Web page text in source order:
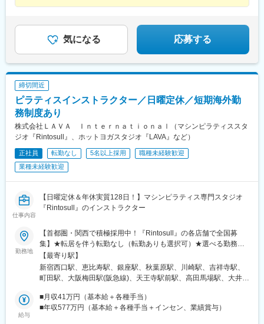
北戸田駅、戸田公園駅、新三郷駅、朝霞駅、武蔵藤沢駅、鶴瀬
鹿児島中央駅前駅、羽後本荘駅、亀田駅、伊勢原駅、新綱島駅、
横浜駅、たまプラーザ駅、ゆめが丘駅、京急鶴見駅、鴨居駅、海
駅、自動車学校前駅、野町駅、野々市駅(ＩＲいしかわ鉄道線)、宇
野気駅、森本駅、良川駅、小松駅、千葉ニュータウン中央駅、南
酒々井駅、新津田沼駅、成田駅、京成千葉駅、稲毛海岸駅、幕張
豊砂駅、南船橋駅、船橋駅、柏の葉キャンパス駅、逆井駅、南柏
駅、新浦安駅、地区センター駅、ちはら台駅、木更津駅、宇野辺
駅、りんくうタウン駅、なんば駅(南海線)、長原駅(大阪府)、高槻
駅、大阪梅田駅(阪急線)、大阪駅、近鉄八尾駅、和泉中央駅、滝尾
駅、大分駅、長崎駅(長崎県)、大塔駅、大村駅(長崎県)、出雲市
大森海岸駅、銀座一丁目駅、市場前駅、玉川上水駅、武蔵小山
駅、赤羽駅、自由が丘駅、学芸大学駅、立飛駅、大泉学園駅、南
メトロ)、秋葉原駅、大手町駅(東京都)、秋津駅、高幡不動駅、豊
田駅、吉祥寺駅、後楽園駅、池袋駅、錦糸町駅、立川北駅、北千
住駅、佐野市駅、氏家駅、宇都宮大学陽東キャンパス駅、江曽島
駅、石動駅、西鉄久留米駅、大保駅、天拝山駅、東中間駅、唐人
町駅、西鉄福岡駅、竹下駅、福間駅、折尾駅、スペースワールド
駅、大牟田駅、大橋駅(福岡県)、博多駅、戸畑駅、小倉駅(福岡
県)、郡山駅(福島県)、伊達駅、別府駅(兵庫県)、西神中央駅、神戸
三宮駅(阪神)、甲子園駅、仁川駅、学園都市駅、ハーバーランド
駅、道場南口駅、飾磨駅、浦添前田駅、てだこ浦西駅、小禄駅、
気になる 応募する
締切間近
ピラティスインストラクター／日曜定休／短期海外勤
務制度あり
株式会社ＬＡＶＡ Ｉｎｔｅｒｎａｔｉｏｎａｌ（マシンピラティススタ
ジオ『Rintosull』、ホットヨガスタジオ『LAVA』など）
正社員 転勤なし 5名以上採用
職種未経験歓迎
業種未経験歓迎
仕事内容
【日曜定休＆年休実質128日！】マシンピラティス専門スタジオ
『Rintosull』のインストラクター
勤務地
【首都圏・関西で積極採用中！『Rintosull』の各店舗で全国募
集】★転居を伴う転勤なし（転勤ありも選択可）★選べる勤務地
（希望と通勤範囲を考慮して決定）★店舗のほとんどが駅から徒
歩圏内！＼新店続々！今期は60店舗以上オープン予定／■関東東
京／神奈川／千葉／埼玉／茨城／群馬■関西大阪／京都／兵庫／滋
国210店舗以上！【北海道・東北】北海道／岩手／宮城／山形
【中部】 新潟／石川／岐阜／長野／山梨／静岡／三重／愛知【中
【最寄り駅】
新宿西口駅、恵比寿駅、銀座駅、秋葉原駅、川崎駅、吉祥寺駅、
町田駅、大阪梅田駅(阪急線)、天王寺駅前駅、高田馬場駅、大井町
駅、赤羽駅、八王子駅、府中駅(東京都)、調布駅、国立駅、上大岡
駅、青葉台駅、戸塚駅、東戸塚駅、たまプラーザ駅、鴨居駅、鶴
給与
■月収41万円（基本給＋各種手当）
■年収577万円（基本給＋各種手当＋インセン、業績賞与）